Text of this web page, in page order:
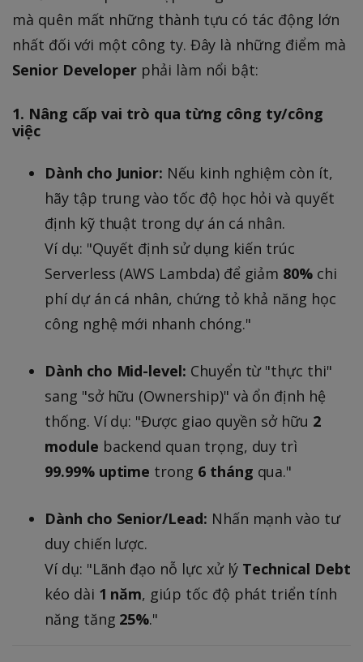
mà quên mất những thành tựu có tác động lớn
nhất đối với một công ty. Đây là những điểm mà
Senior Developer phải làm nổi bật:
1. Nâng cấp vai trò qua từng công ty/công
việc
Dành cho Junior: Nếu kinh nghiệm còn ít,
hãy tập trung vào tốc độ học hỏi và quyết
định kỹ thuật trong dự án cá nhân.
Ví dụ: "Quyết định sử dụng kiến trúc
Serverless (AWS Lambda) để giảm 80% chi
phí dự án cá nhân, chứng tỏ khả năng học
công nghệ mới nhanh chóng."
Dành cho Mid-level: Chuyển từ "thực thi"
sang "sở hữu (Ownership)" và ổn định hệ
thống. Ví dụ: "Được giao quyền sở hữu 2
module backend quan trọng, duy trì
99.99% uptime trong 6 tháng qua."
Dành cho Senior/Lead: Nhấn mạnh vào tư
duy chiến lược.
Ví dụ: "Lãnh đạo nỗ lực xử lý Technical Debt
kéo dài 1 năm, giúp tốc độ phát triển tính
năng tăng 25%."